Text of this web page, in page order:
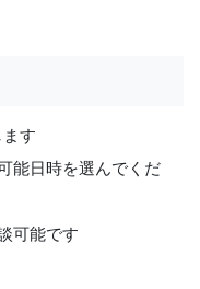
す
能日時を選んでくだ
可能です